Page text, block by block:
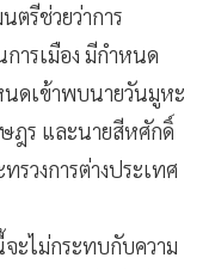
ตรีช่วยว่าการ
การเมือง มีกำหนด
นดเข้าพบนายวันมูหะ
ฎร และนายสีหศักดิ์
รวงการต่างประเทศ
ะไม่กระทบกับความ